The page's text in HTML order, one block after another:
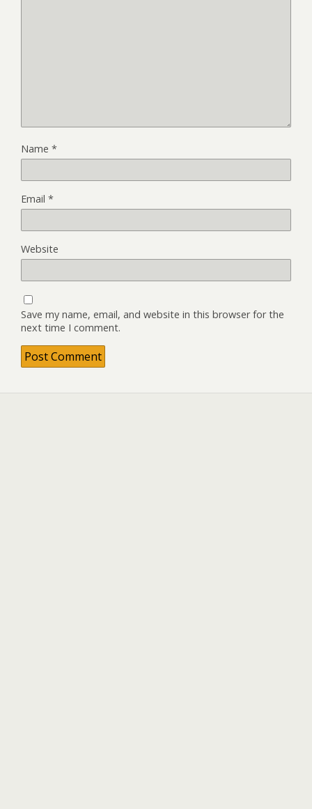
Name *
Email *
Website
Save my name, email, and website in this browser for the
next time I comment.